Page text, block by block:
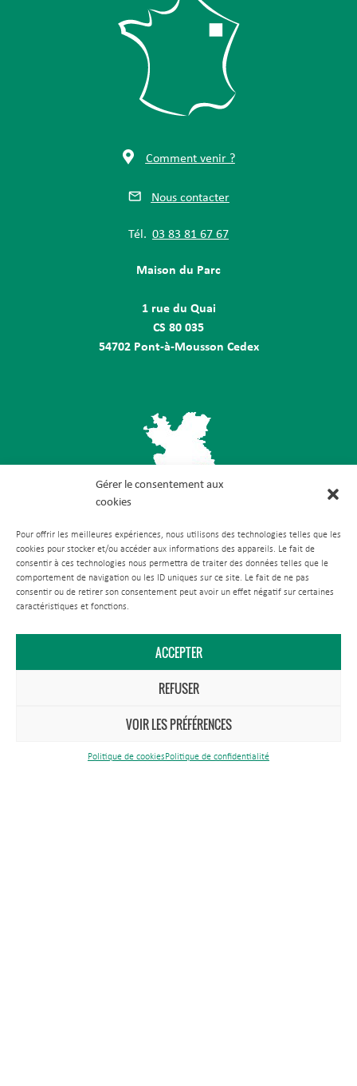
Gérer le consentement aux
cookies
Pour offrir les meilleures expériences, nous utilisons des technologies telles que les
cookies pour stocker et/ou accéder aux informations des appareils. Le fait de
consentir à ces technologies nous permettra de traiter des données telles que le
comportement de navigation ou les ID uniques sur ce site. Le fait de ne pas
consentir ou de retirer son consentement peut avoir un effet négatif sur certaines
caractéristiques et fonctions.
ACCEPTER
REFUSER
VOIR LES PRÉFÉRENCES
Politique de cookiesPolitique de confidentialité
Comment venir ?
Nous contacter
Tél. 03 83 81 67 67
Maison du Parc
1 rue du Quai
CS 80 035
54702 Pont-à-Mousson Cedex
Rue du Théâtre
57260 Tarquimpol